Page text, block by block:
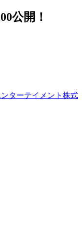
公開！
ターテイメント株式